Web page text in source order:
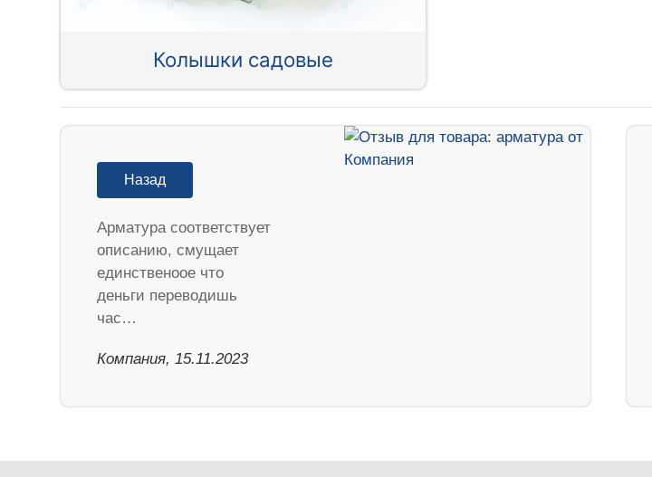
Колышки садовые
Назад
Арматура соответствует
описанию, смущает
единственоое что
деньги переводишь
час…
Компания, 15.11.2023